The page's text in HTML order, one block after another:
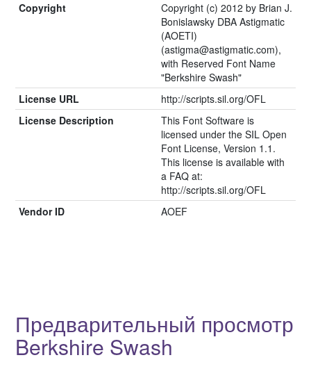
Copyright
Copyright (c) 2012 by Brian J.
Bonislawsky DBA Astigmatic
(AOETI)
(astigma@astigmatic.com),
with Reserved Font Name
"Berkshire Swash"
License URL
http://scripts.sil.org/OFL
License Description
This Font Software is
licensed under the SIL Open
Font License, Version 1.1.
This license is available with
a FAQ at:
http://scripts.sil.org/OFL
Vendor ID
AOEF
Предварительный просмотр
Berkshire Swash